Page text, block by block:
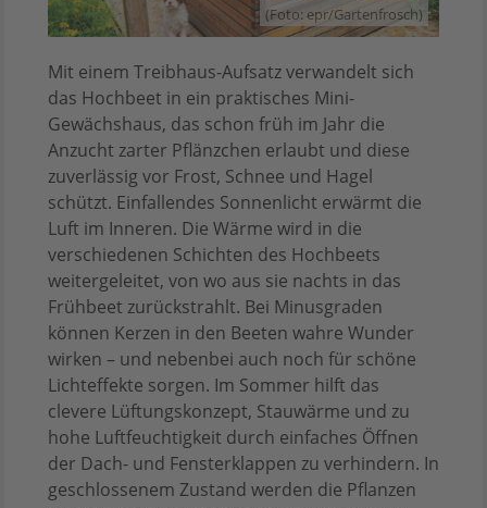
(Foto: epr/Gartenfrosch)
Mit einem Treibhaus-Aufsatz verwandelt sich
das Hochbeet in ein praktisches Mini-
Gewächshaus, das schon früh im Jahr die
Anzucht zarter Pflänzchen erlaubt und diese
zuverlässig vor Frost, Schnee und Hagel
schützt. Einfallendes Sonnenlicht erwärmt die
Luft im Inneren. Die Wärme wird in die
verschiedenen Schichten des Hochbeets
weitergeleitet, von wo aus sie nachts in das
Frühbeet zurückstrahlt. Bei Minusgraden
können Kerzen in den Beeten wahre Wunder
wirken – und nebenbei auch noch für schöne
Lichteffekte sorgen. Im Sommer hilft das
clevere Lüftungskonzept, Stauwärme und zu
hohe Luftfeuchtigkeit durch einfaches Öffnen
der Dach- und Fensterklappen zu verhindern. In
geschlossenem Zustand werden die Pflanzen